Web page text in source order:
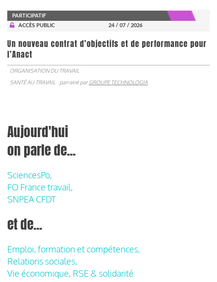
PARTICIPATIF
ACCÈS PUBLIC
24 / 07 / 2026
Un nouveau contrat d’objectifs et de performance pour
l’Anact
ORGANISATION DU TRAVAIL
SANTÉ AU TRAVAIL
parrainé parGROUPE TECHNOLOGIA
Aujourd'hui
on parle de...
SciencesPo,
FO France travail,
SNPEA CFDT
et de...
Emploi, formation et compétences,
Relations sociales,
Vie économique, RSE & solidarité